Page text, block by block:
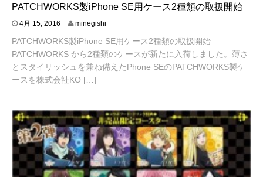
PATCHWORKS製iPhone SE用ケース2種類の取扱開始
4月 15, 2016
7
,
2
0
1
minegishi
PATCHWORKS製iPhone SE用ケース2種類の取扱開始
PATCHWORKS から2種類のケースが新たに入荷しました。薄さ
とスタイリッシュを兼ね備えたPhone SEのPATCHWORKS製ケ
ースを株式会社KO […]